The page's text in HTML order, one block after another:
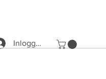
Inloggen